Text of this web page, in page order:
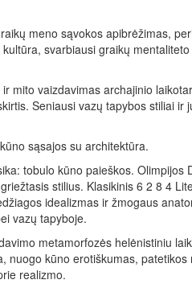
meno sąvokos apibrėžimas,
svarbiausi graikų
mito vaizdavimas archajinio
Seniausi vazų tapybos stiliai ir
sąsajos su architektūra.
tobulo kūno paieškos. Olimpijos
stilius. Klasikinis 6 2 8 4
idealizmas ir žmogaus
vazų tapyboje.
metamorfozės helėnistiniu
nuogo kūno erotiškumas,
realizmo.